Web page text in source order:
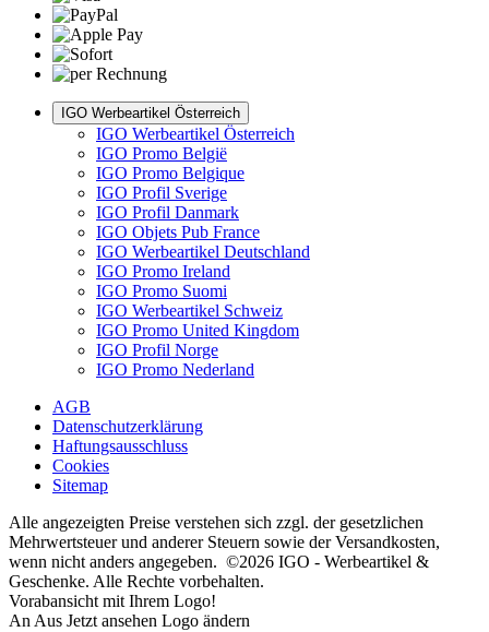
IGO Werbeartikel Österreich
IGO Werbeartikel Österreich
IGO Promo België
IGO Promo Belgique
IGO Profil Sverige
IGO Profil Danmark
IGO Objets Pub France
IGO Werbeartikel Deutschland
IGO Promo Ireland
IGO Promo Suomi
IGO Werbeartikel Schweiz
IGO Promo United Kingdom
IGO Profil Norge
IGO Promo Nederland
AGB
Datenschutzerklärung
Haftungsausschluss
Cookies
Sitemap
Alle angezeigten Preise verstehen sich zzgl. der gesetzlichen
Mehrwertsteuer und anderer Steuern sowie der Versandkosten,
wenn nicht anders angegeben. ©2026 IGO - Werbeartikel &
Geschenke. Alle Rechte vorbehalten.
Vorabansicht mit Ihrem Logo!
An Aus Jetzt ansehen Logo ändern